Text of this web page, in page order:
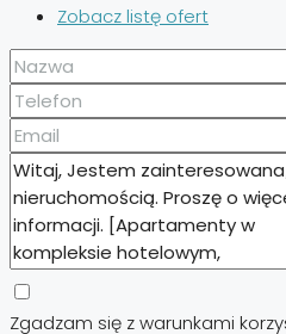
Zobacz listę ofert
Zgadzam się z warunkami